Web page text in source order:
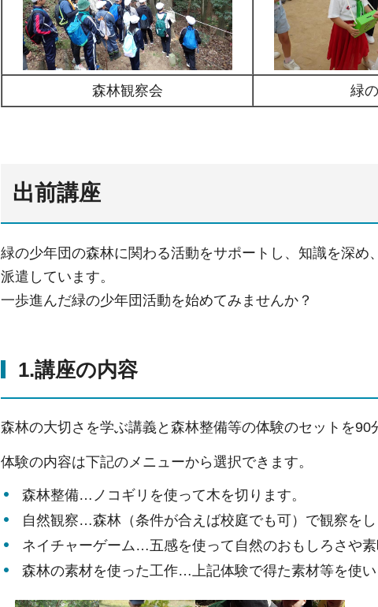
森林観察会 緑
出前講座
緑の少年団の森林に関わる活動をサポートし、知識を深
派遣しています。
一歩進んだ緑の少年団活動を始めてみませんか？
1.講座の内容
森林の大切さを学ぶ講義と森林整備等の体験のセットを90
体験の内容は下記のメニューから選択できます。
森林整備…ノコギリを使って木を切ります。
自然観察…森林（条件が合えば校庭でも可）で観察をし
ネイチャーゲーム…五感を使って自然のおもしろさや
森林の素材を使った工作…上記体験で得た素材等を使い